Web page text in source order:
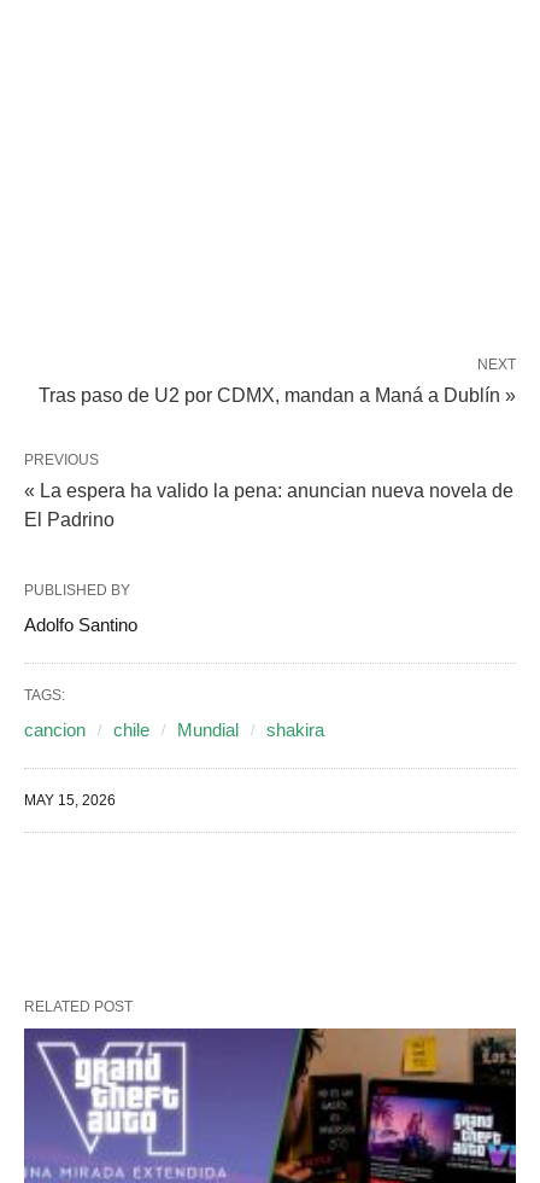
NEXT
Tras paso de U2 por CDMX, mandan a Maná a Dublín »
PREVIOUS
« La espera ha valido la pena: anuncian nueva novela de
El Padrino
PUBLISHED BY
Adolfo Santino
TAGS:
cancion chile Mundial shakira
MAY 15, 2026
RELATED POST